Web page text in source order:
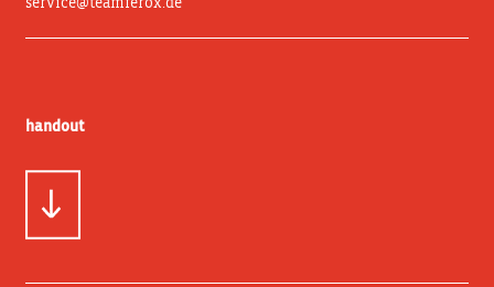
service@teamferox.de
handout